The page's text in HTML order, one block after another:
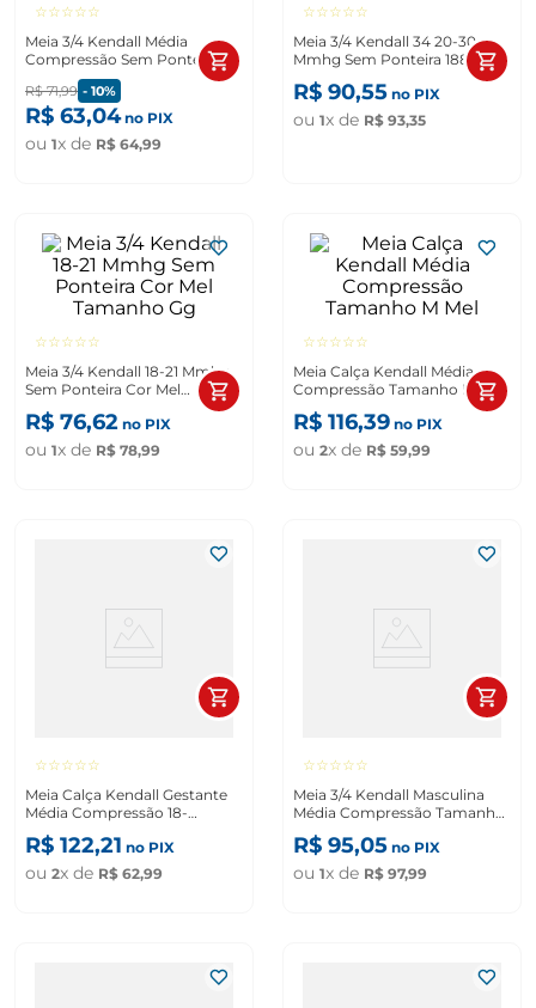
☆☆☆☆☆
Meia 3/4 Kendall Média
Compressão Sem Ponteira
Cor Mel Tamanho M
R$ 71,99 - 10%
R$ 63,04no PIX
ou 1x de R$ 64,99
☆☆☆☆☆
Meia 3/4 Kendall 34 20-30
Mmhg Sem Ponteira 1881 G
Mel
R$ 90,55 no PIX
ou 1x de R$ 93,35
☆☆☆☆☆
Meia 3/4 Kendall 18-21 Mmhg
Sem Ponteira Cor Mel
Tamanho Gg
R$ 76,62 no PIX
ou 1x de R$ 78,99
☆☆☆☆☆
Meia Calça Kendall Média
Compressão Tamanho M Mel
R$ 116,39 no PIX
ou 2x de R$ 59,99
☆☆☆☆☆
Meia Calça Kendall Gestante
Média Compressão 18-
21Mmhg Ponteira Aberta Cor
Mel Tamanho G
R$ 122,21 no PIX
ou 2x de R$ 62,99
☆☆☆☆☆
Meia 3/4 Kendall Masculina
Média Compressão Tamanho
M Preta
R$ 95,05 no PIX
ou 1x de R$ 97,99